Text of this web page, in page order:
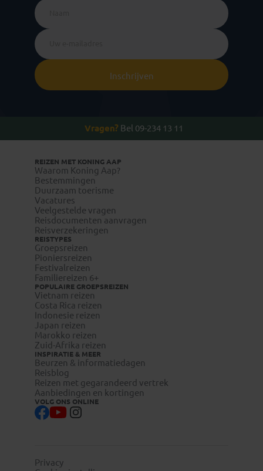
Inschrijven
Vragen? Bel 09-234 13 11
REIZEN MET KONING AAP
Waarom Koning Aap?
Bestemmingen
Duurzaam toerisme
Vacatures
Veelgestelde vragen
Reisdocumenten aanvragen
Reisverzekeringen
REISTYPES
Groepsreizen
Pioniersreizen
Festivalreizen
Familiereizen 6+
POPULAIRE GROEPSREIZEN
Vietnam reizen
Costa Rica reizen
Indonesie reizen
Japan reizen
Marokko reizen
Zuid-Afrika reizen
INSPIRATIE & MEER
Beurzen & informatiedagen
Reisblog
Reizen met gegarandeerd vertrek
Aanbiedingen en kortingen
VOLG ONS ONLINE
Privacy